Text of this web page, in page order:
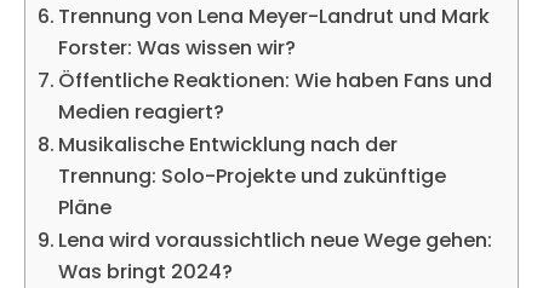
Trennung von Lena Meyer-Landrut und Mark
Forster: Was wissen wir?
Öffentliche Reaktionen: Wie haben Fans und
Medien reagiert?
Musikalische Entwicklung nach der
Trennung: Solo-Projekte und zukünftige
Pläne
Lena wird voraussichtlich neue Wege gehen:
Was bringt 2024?